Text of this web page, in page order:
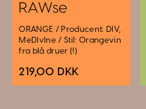
RAWse
ORANGE / Producent: DIV,
MeDIvIne / Stil: Orangevin
fra blå druer (!)
219,00 DKK